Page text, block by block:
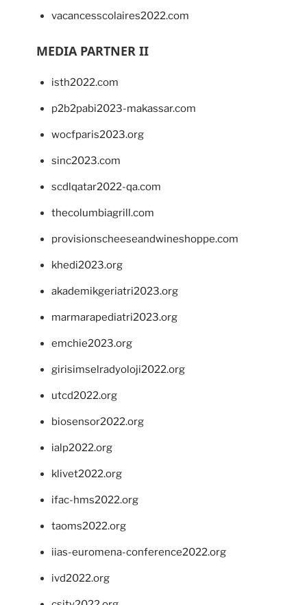
vacancesscolaires2022.com
MEDIA PARTNER II
isth2022.com
p2b2pabi2023-makassar.com
wocfparis2023.org
sinc2023.com
scdlqatar2022-qa.com
thecolumbiagrill.com
provisionscheeseandwineshoppe.com
khedi2023.org
akademikgeriatri2023.org
marmarapediatri2023.org
emchie2023.org
girisimselradyoloji2022.org
utcd2022.org
biosensor2022.org
ialp2022.org
klivet2022.org
ifac-hms2022.org
taoms2022.org
iias-euromena-conference2022.org
ivd2022.org